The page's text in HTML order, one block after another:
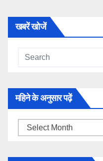
खबरें खोजें
महिने के अनुसार पढ़ें
महिने
अनुसार